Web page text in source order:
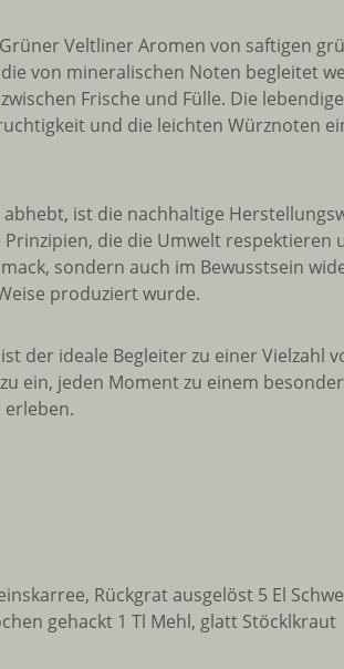
Veltliner Aromen von saftigen
von mineralischen Noten begleitet
Frische und Fülle. Die
und die leichten Würznoten
ist die nachhaltige
die die Umwelt respektieren
sondern auch im Bewusstsein
produziert wurde.
der ideale Begleiter zu einer Vielzahl
ein, jeden Moment zu einem
erleben.
Rückgrat ausgelöst 5 El
gehackt 1 Tl Mehl, glatt Stöcklkraut